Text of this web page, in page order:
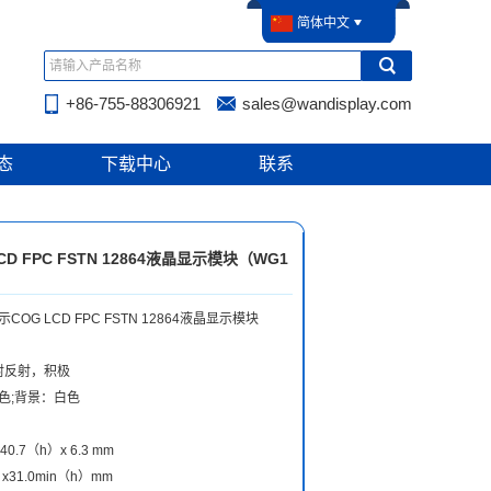
简体中文
+86-755-88306921 sales@wandisplay.com
下载中心 联系
FPC FSTN 12864液晶显示模块（WG1
COG LCD FPC FSTN 12864液晶显示模块
反射，积极
;背景：白色
（h）x 6.3 mm
（h）mm